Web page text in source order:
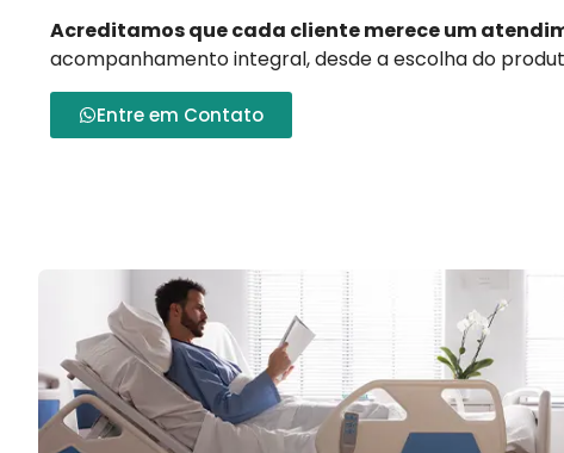
Acreditamos que cada cliente merece um
acompanhamento integral, desde a escolha do
Entre em Contato